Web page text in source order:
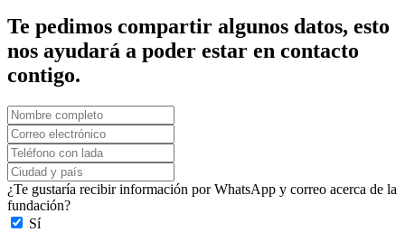
Te pedimos compartir algunos datos, esto
nos ayudará a poder estar en contacto
contigo.
¿Te gustaría recibir información por WhatsApp y correo acerca de la
fundación?
Sí